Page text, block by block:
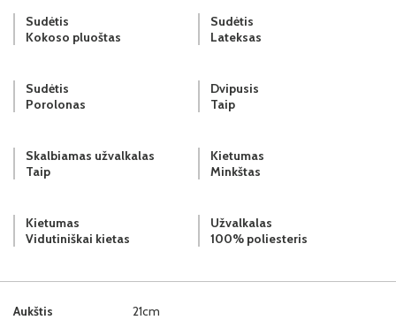
Aukštis 21cm
Sudėtis
Kokoso pluoštas
Sudėtis
Lateksas
Sudėtis
Porolonas
Dvipusis
Taip
Skalbiamas užvalkalas
Taip
Kietumas
Minkštas
Kietumas
Vidutiniškai kietas
Užvalkalas
100% poliesteris